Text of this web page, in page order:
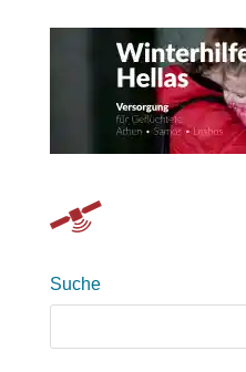
Suche